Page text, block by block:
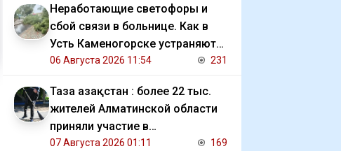
Неработающие светофоры и
сбой связи в больнице. Как в
Усть Каменогорске устраняют
последствия ливня
06 Августа 2026 11:54 231
Таза Қазақстан : более 22 тыс.
жителей Алматинской области
приняли участие в
экологической акции
07 Августа 2026 01:11 169